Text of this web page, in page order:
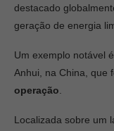
destacado
geração de energia
Um exemplo notável
Anhui, na China, que
operação
Localizada sobre um